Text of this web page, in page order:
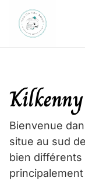
Skip to content
Bienvenue
situe au sud
bien